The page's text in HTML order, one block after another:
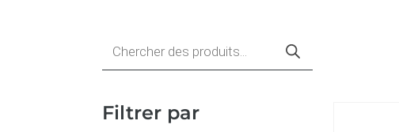
de
Filtrer par